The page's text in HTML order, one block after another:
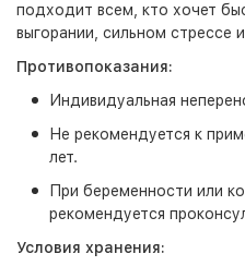
подходит всем, кто хочет
выгорании, сильном стрессе
Противопоказания:
Индивидуальная
Не рекомендуется к
лет.
При беременности или
рекомендуется
Условия хранения: